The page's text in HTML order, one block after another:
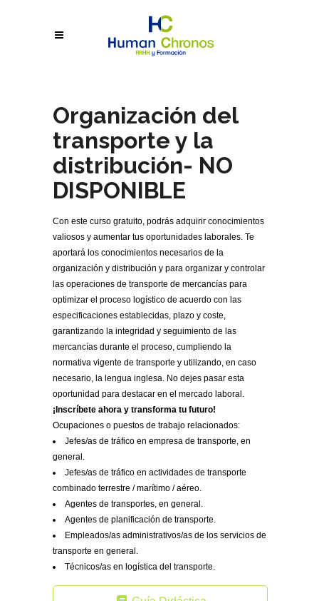
Organización del
transporte y la
distribución- NO
DISPONIBLE
Con este curso gratuito, podrás adquirir conocimientos
valiosos y aumentar tus oportunidades laborales. Te
aportará los conocimientos necesarios de la
organización y distribución y para organizar y controlar
las operaciones de transporte de mercancías para
optimizar el proceso logístico de acuerdo con las
especificaciones establecidas, plazo y coste,
garantizando la integridad y seguimiento de las
mercancías durante el proceso, cumpliendo la
normativa vigente de transporte y utilizando, en caso
necesario, la lengua inglesa. No dejes pasar esta
oportunidad para destacar en el mercado laboral.
¡Inscríbete ahora y transforma tu futuro!
Ocupaciones o puestos de trabajo relacionados:
Jefes/as de tráfico en empresa de transporte, en
general.
Jefes/as de tráfico en actividades de transporte
combinado terrestre / marítimo / aéreo.
Agentes de transportes, en general.
Agentes de planificación de transporte.
Empleados/as administrativos/as de los servicios de
transporte en general.
Técnicos/as en logística del transporte.